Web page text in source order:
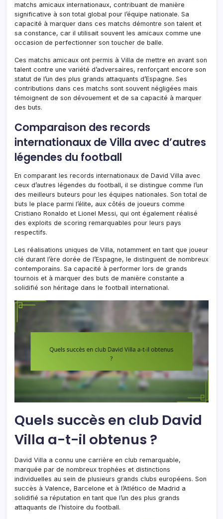
matchs amicaux internationaux, contribuant de manière
significative à son total global pour l’équipe nationale. Sa
capacité à marquer dans ces matchs démontre son talent et
sa constance, car il utilisait souvent les amicaux comme une
occasion de perfectionner son toucher de balle.
Ces matchs amicaux ont permis à Villa de mettre en avant son
talent contre une variété d’adversaires, renforçant encore son
statut de l’un des plus grands attaquants d’Espagne. Ses
contributions dans ces matchs sont souvent négligées mais
témoignent de son dévouement et de sa capacité à marquer
des buts.
Comparaison des records
internationaux de Villa avec d’autres
légendes du football
En comparant les records internationaux de David Villa avec
ceux d’autres légendes du football, il se distingue comme l’un
des meilleurs buteurs pour les équipes nationales. Son total de
buts le place parmi l’élite, aux côtés de joueurs comme
Cristiano Ronaldo et Lionel Messi, qui ont également réalisé
des exploits de scoring remarquables pour leurs pays
respectifs.
Les réalisations uniques de Villa, notamment en tant que joueur
clé durant l’ère dorée de l’Espagne, le distinguent de nombreux
contemporains. Sa capacité à performer lors de grands
tournois et à marquer des buts de manière constante a
solidifié son héritage dans le football international.
Quels succès en club David
Villa a-t-il obtenus ?
David Villa a connu une carrière en club remarquable,
marquée par de nombreux trophées et distinctions
individuelles au sein de plusieurs grands clubs européens. Son
succès à Valence, Barcelone et à l’Atlético de Madrid a
solidifié sa réputation en tant que l’un des plus grands
attaquants de l’histoire du football.